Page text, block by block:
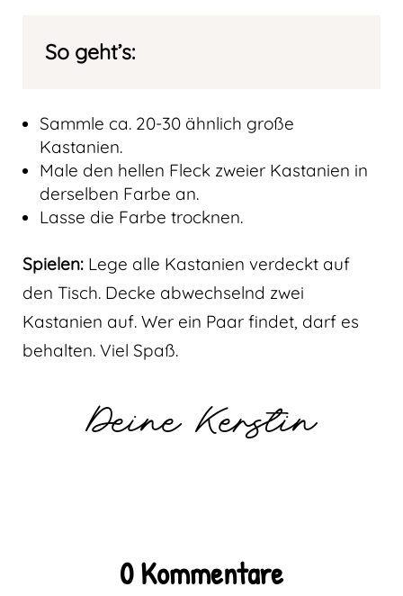
So geht’s:
Sammle ca. 20-30 ähnlich große
Kastanien.
Male den hellen Fleck zweier Kastanien in
derselben Farbe an.
Lasse die Farbe trocknen.
Spielen: Lege alle Kastanien verdeckt auf
den Tisch. Decke abwechselnd zwei
Kastanien auf. Wer ein Paar findet, darf es
behalten. Viel Spaß.
Deine Kerstin
0 Kommentare